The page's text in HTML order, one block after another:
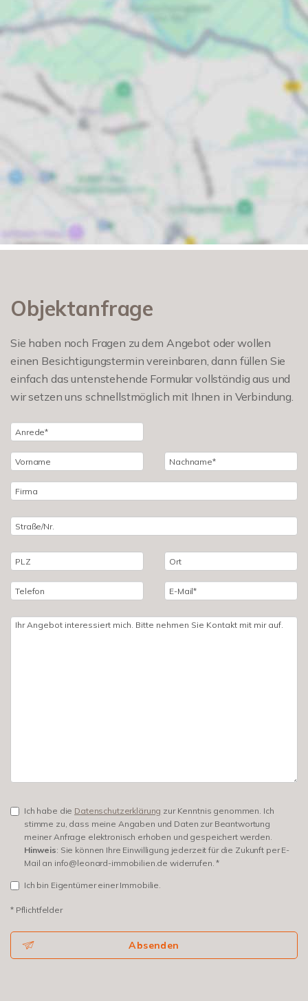
Objektanfrage
Sie haben noch Fragen zu dem Angebot oder wollen
einen Besichtigungstermin vereinbaren, dann füllen Sie
einfach das untenstehende Formular vollständig aus und
wir setzen uns schnellstmöglich mit Ihnen in Verbindung.
Ich habe die Datenschutzerklärung zur Kenntnis genommen. Ich
stimme zu, dass meine Angaben und Daten zur Beantwortung
meiner Anfrage elektronisch erhoben und gespeichert werden.
Hinweis: Sie können Ihre Einwilligung jederzeit für die Zukunft per E-
Mail an info@leonard-immobilien.de widerrufen. *
Ich bin Eigentümer einer Immobilie.
* Pflichtfelder
Absenden